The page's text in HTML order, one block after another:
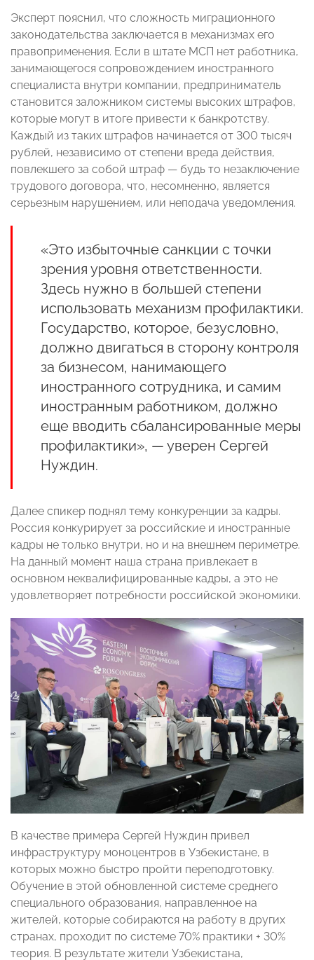
Эксперт пояснил, что сложность миграционного
законодательства заключается в механизмах его
правоприменения. Если в штате МСП нет работника,
занимающегося сопровождением иностранного
специалиста внутри компании, предприниматель
становится заложником системы высоких штрафов,
которые могут в итоге привести к банкротству.
Каждый из таких штрафов начинается от 300 тысяч
рублей, независимо от степени вреда действия,
повлекшего за собой штраф — будь то незаключение
трудового договора, что, несомненно, является
серьезным нарушением, или неподача уведомления.
«Это избыточные санкции с точки
зрения уровня ответственности.
Здесь нужно в большей степени
использовать механизм профилактики.
Государство, которое, безусловно,
должно двигаться в сторону контроля
за бизнесом, нанимающего
иностранного сотрудника, и самим
иностранным работником, должно
еще вводить сбалансированные меры
профилактики», — уверен Сергей
Нуждин.
Далее спикер поднял тему конкуренции за кадры.
Россия конкурирует за российские и иностранные
кадры не только внутри, но и на внешнем периметре.
На данный момент наша страна привлекает в
основном неквалифицированные кадры, а это не
удовлетворяет потребности российской экономики.
В качестве примера Сергей Нуждин привел
инфраструктуру моноцентров в Узбекистане, в
которых можно быстро пройти переподготовку.
Обучение в этой обновленной системе среднего
специального образования, направленное на
жителей, которые собираются на работу в других
странах, проходит по системе 70% практики + 30%
теория. В результате жители Узбекистана,